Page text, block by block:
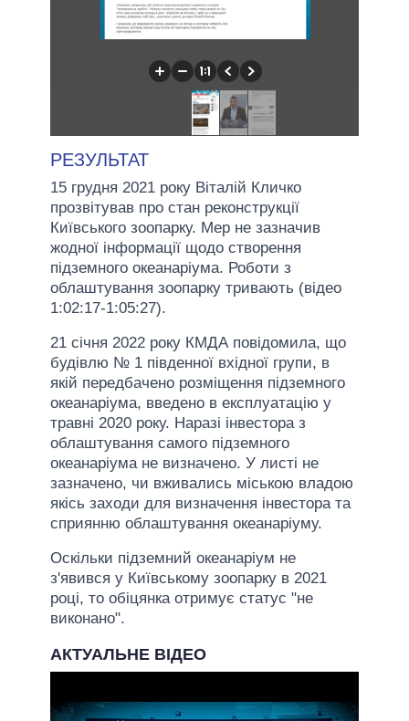
РЕЗУЛЬТАТ
15 грудня 2021 року Віталій Кличко
прозвітував про стан реконструкції
Київського зоопарку. Мер не зазначив
жодної інформації щодо створення
підземного океанаріума. Роботи з
облаштування зоопарку тривають (відео
1:02:17-1:05:27).
21 січня 2022 року КМДА повідомила, що
будівлю № 1 південної вхідної групи, в
якій передбачено розміщення підземного
океанаріума, введено в експлуатацію у
травні 2020 року. Наразі інвестора з
облаштування самого підземного
океанаріума не визначено. У листі не
зазначено, чи вживались міською владою
якісь заходи для визначення інвестора та
сприянню облаштування океанаріуму.
Оскільки підземний океанаріум не
з'явився у Київському зоопарку в 2021
році, то обіцянка отримує статус "не
виконано".
АКТУАЛЬНЕ ВІДЕО